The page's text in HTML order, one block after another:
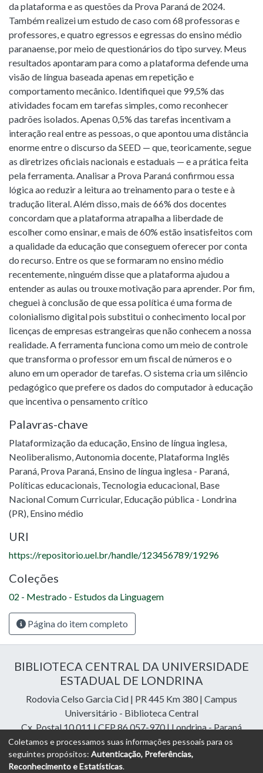
da plataforma e as questões da Prova Paraná de 2024.
Também realizei um estudo de caso com 68 professoras e
professores, e quatro egressos e egressas do ensino médio
paranaense, por meio de questionários do tipo survey. Meus
resultados apontaram para como a plataforma defende uma
visão de língua baseada apenas em repetição e
comportamento mecânico. Identifiquei que 99,5% das
atividades focam em tarefas simples, como reconhecer
padrões isolados. Apenas 0,5% das tarefas incentivam a
interação real entre as pessoas, o que apontou uma distância
enorme entre o discurso da SEED — que, teoricamente, segue
as diretrizes oficiais nacionais e estaduais — e a prática feita
pela ferramenta. Analisar a Prova Paraná confirmou essa
lógica ao reduzir a leitura ao treinamento para o teste e à
tradução literal. Além disso, mais de 66% dos docentes
concordam que a plataforma atrapalha a liberdade de
escolher como ensinar, e mais de 60% estão insatisfeitos com
a qualidade da educação que conseguem oferecer por conta
do recurso. Entre os que se formaram no ensino médio
recentemente, ninguém disse que a plataforma ajudou a
entender as aulas ou trouxe motivação para aprender. Por fim,
cheguei à conclusão de que essa política é uma forma de
colonialismo digital pois substitui o conhecimento local por
licenças de empresas estrangeiras que não conhecem a nossa
realidade. A ferramenta funciona como um meio de controle
que transforma o professor em um fiscal de números e o
aluno em um operador de tarefas. O sistema cria um silêncio
pedagógico que prefere os dados do computador à educação
que incentiva o pensamento crítico
Palavras-chave
Plataformização da educação, Ensino de língua inglesa,
Neoliberalismo,Autonomia docente, Plataforma Inglês
Paraná, Prova Paraná, Ensino de língua inglesa - Paraná,
Políticas educacionais, Tecnologia educacional, Base
Nacional Comum Curricular, Educação pública - Londrina
(PR), Ensino médio
URI
https://repositorio.uel.br/handle/123456789/19296
Coleções
02 - Mestrado - Estudos da Linguagem
Página do item completo
BIBLIOTECA CENTRAL DA UNIVERSIDADE
ESTADUAL DE LONDRINA
Rodovia Celso Garcia Cid | PR 445 Km 380 | Campus
Universitário - Biblioteca Central
Cx. Postal 10.011 | CEP 86.057-970 | Londrina - Paraná
Contatos: e-mail:riuel@uel.br| fone: 43 3371-4409
Coletamos e processamos suas informações pessoais para os
seguintes propósitos: Autenticação, Preferências,
Reconhecimento e Estatísticas.